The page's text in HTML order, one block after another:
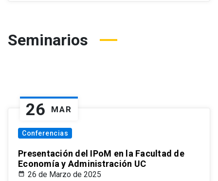
Seminarios
26 MAR
Conferencias
Presentación del IPoM en la Facultad de
Economía y Administración UC
26 de Marzo de 2025